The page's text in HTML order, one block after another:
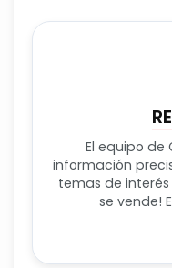
El equipo de
información
temas de interés
se vende!